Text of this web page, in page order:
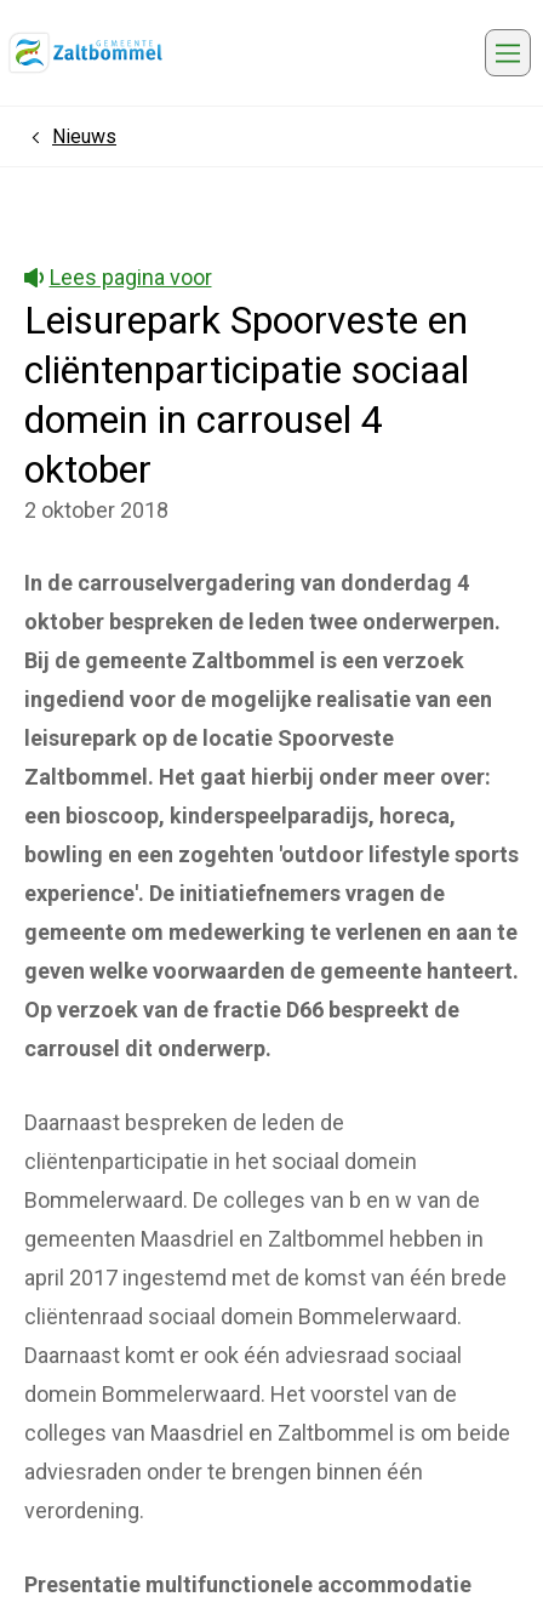
HomeNieuws
Lees pagina voor
Leisurepark Spoorveste en
cliëntenparticipatie sociaal
domein in carrousel 4
oktober
2 oktober 2018
In de carrouselvergadering van donderdag 4
oktober bespreken de leden twee onderwerpen.
Bij de gemeente Zaltbommel is een verzoek
ingediend voor de mogelijke realisatie van een
leisurepark op de locatie Spoorveste
Zaltbommel. Het gaat hierbij onder meer over:
een bioscoop, kinderspeelparadijs, horeca,
bowling en een zogehten 'outdoor lifestyle sports
experience'. De initiatiefnemers vragen de
gemeente om medewerking te verlenen en aan te
geven welke voorwaarden de gemeente hanteert.
Op verzoek van de fractie D66 bespreekt de
carrousel dit onderwerp.
Daarnaast bespreken de leden de
cliëntenparticipatie in het sociaal domein
Bommelerwaard. De colleges van b en w van de
gemeenten Maasdriel en Zaltbommel hebben in
april 2017 ingestemd met de komst van één brede
cliëntenraad sociaal domein Bommelerwaard.
Daarnaast komt er ook één adviesraad sociaal
domein Bommelerwaard. Het voorstel van de
colleges van Maasdriel en Zaltbommel is om beide
adviesraden onder te brengen binnen één
verordening.
Presentatie multifunctionele accommodatie